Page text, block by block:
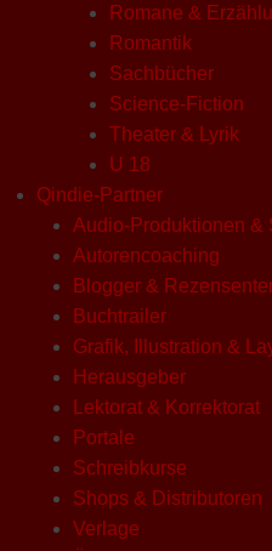
Romane &
Romantik
Sachbücher
Science-Fiction
Theater & Lyrik
U 18
Qindie-Partner
Audio-Produktionen &
Autorencoaching
Blogger &
Buchtrailer
Grafik, Illustration &
Herausgeber
Lektorat & Korrektorat
Portale
Schreibkurse
Shops & Distributoren
Verlage